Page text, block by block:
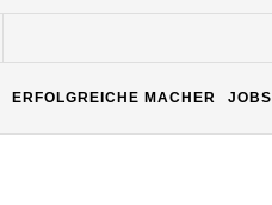
ERFOLGREICHE MACHER JOBS